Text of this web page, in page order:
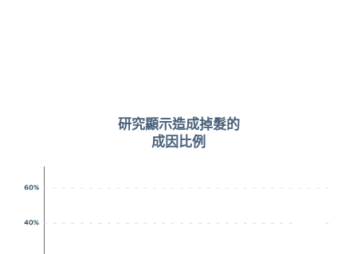
研究顯示造成掉髮的
成因比例